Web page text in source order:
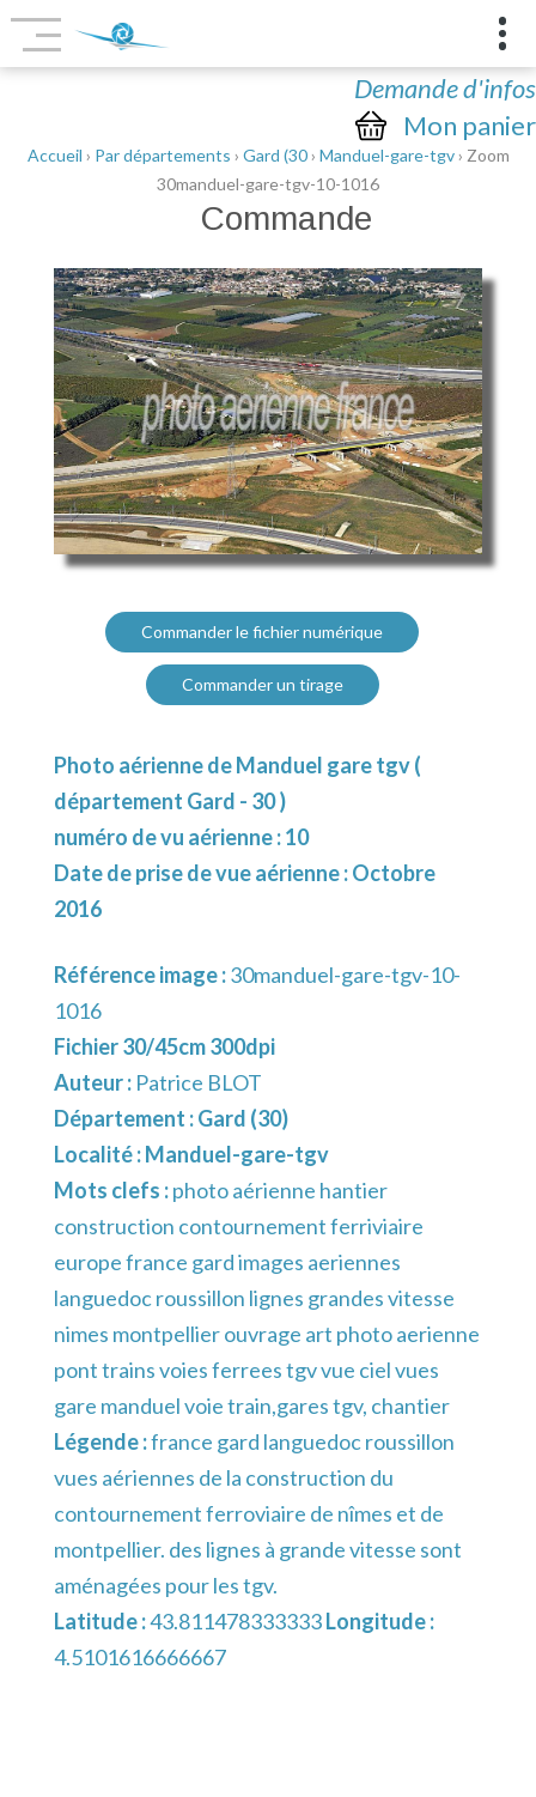
Demande d'infos
Mon panier
Accueil › Par départements › Gard (30› Manduel-gare-tgv› Zoom
30manduel-gare-tgv-10-1016
Commande
Commander le fichier numérique
Commander un tirage
Photo aérienne de Manduel gare tgv (
département Gard - 30 )
numéro de vu aérienne : 10
Date de prise de vue aérienne : Octobre
2016
Référence image :30manduel-gare-tgv-10-
1016
Fichier 30/45cm 300dpi
Auteur : Patrice BLOT
Département :Gard (30)
Localité :Manduel-gare-tgv
Mots clefs :photo aérienne hantier
construction contournement ferriviaire
europe france gard images aeriennes
languedoc roussillon lignes grandes vitesse
nimes montpellier ouvrage art photo aerienne
pont trains voies ferrees tgv vue ciel vues
gare manduel voie train,gares tgv, chantier
Légende :france gard languedoc roussillon
vues aériennes de la construction du
contournement ferroviaire de nîmes et de
montpellier. des lignes à grande vitesse sont
aménagées pour les tgv.
Latitude :43.811478333333Longitude :
4.5101616666667